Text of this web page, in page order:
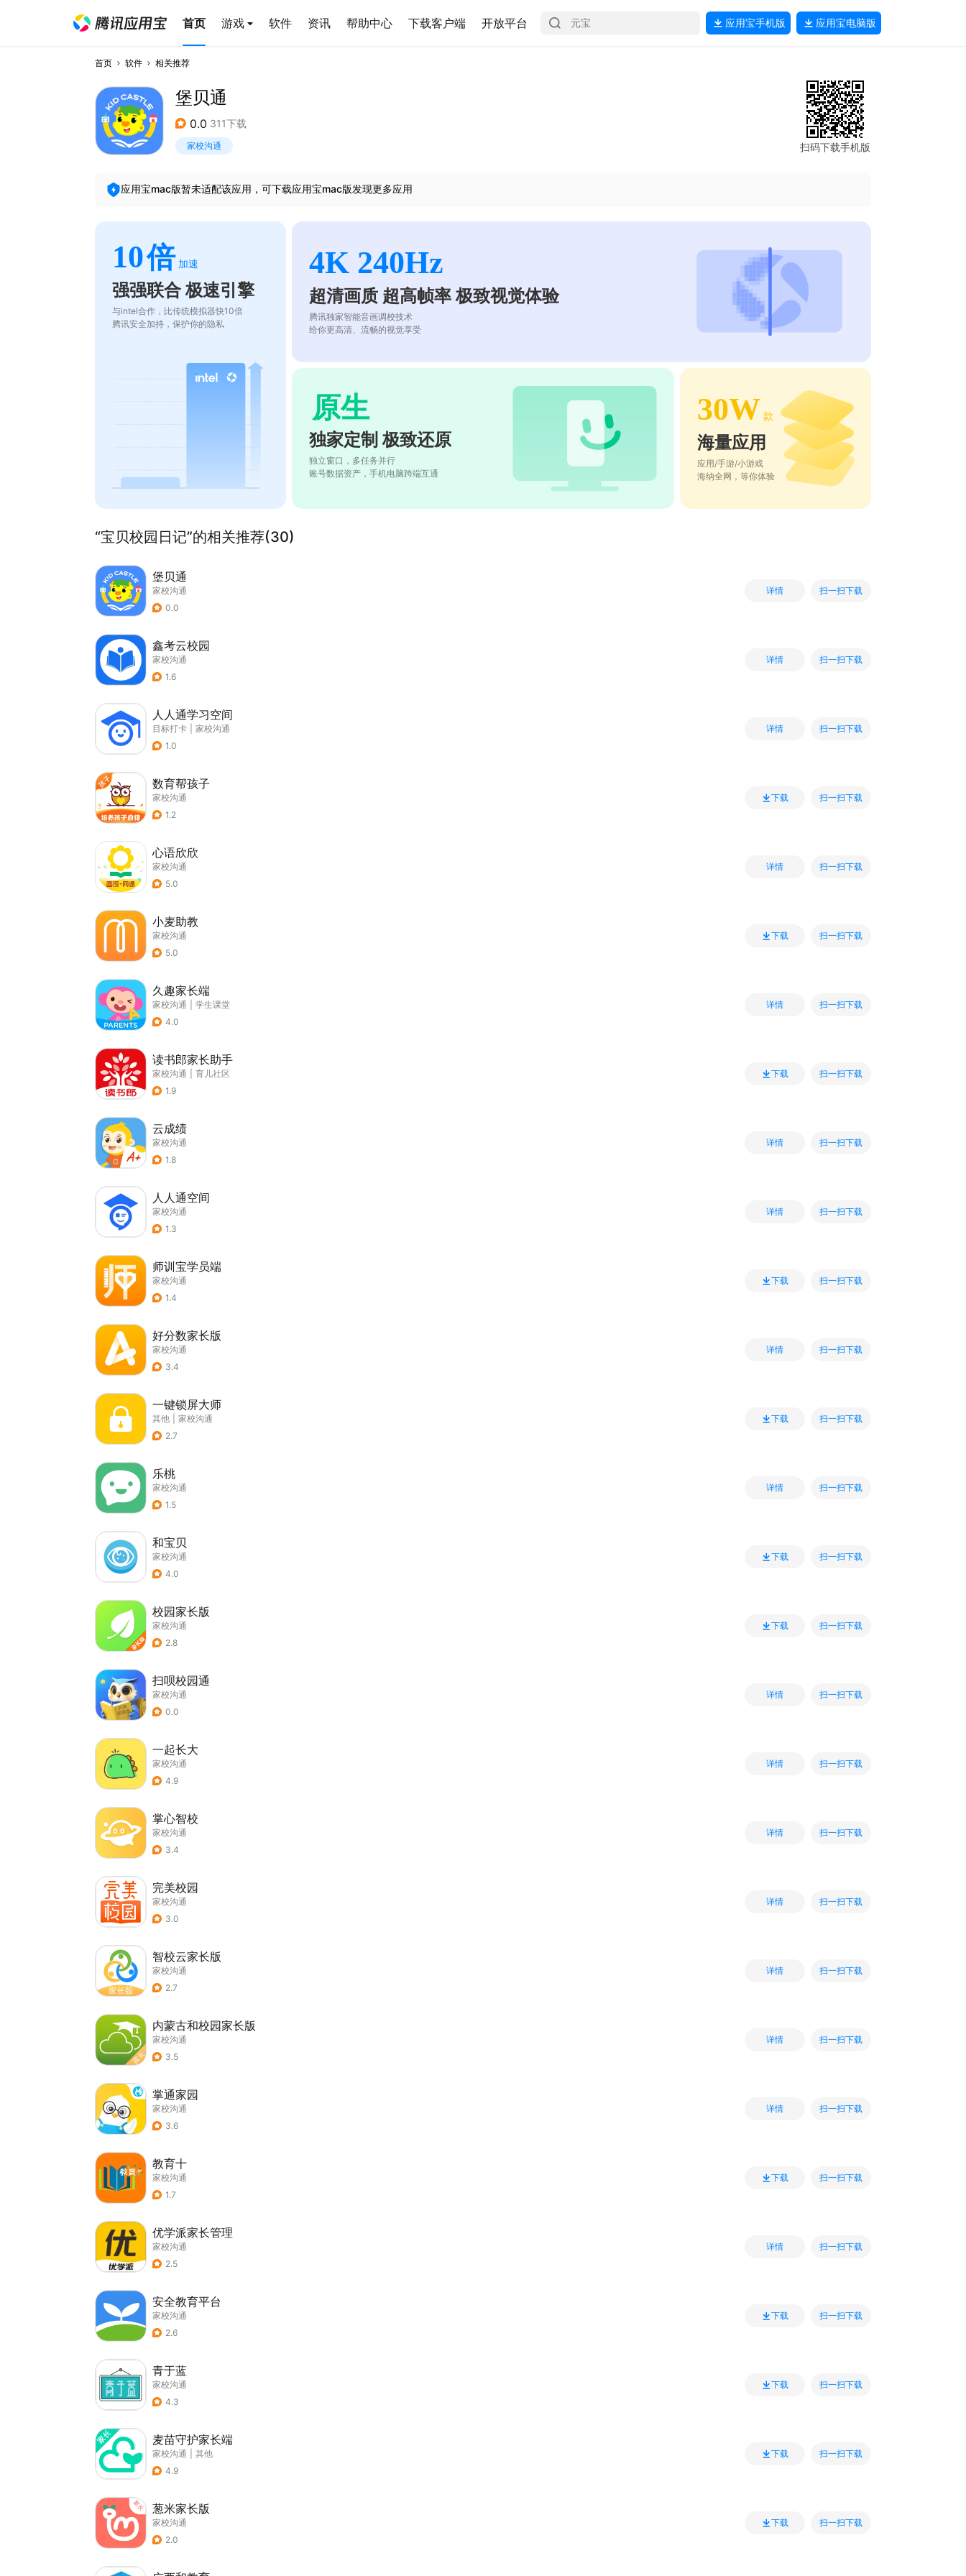
首页 游戏 软件 资讯 帮助中心 下载客户端 开放平台 应用宝手机版 应用宝电脑版
首页 软件 相关推荐
堡贝通
0.0 311下载
家校沟通 扫码下载手机版
应用宝mac版暂未适配该应用，可下载应用宝mac版发现更多应用
10倍 加速
强强联合 极速引擎
与intel合作，比传统模拟器快10倍
腾讯安全加持，保护你的隐私
4K 240Hz
超清画质 超高帧率 极致视觉体验
腾讯独家智能音画调校技术
给你更高清、流畅的视觉享受
原生
独家定制 极致还原
独立窗口，多任务并行
账号数据资产，手机电脑跨端互通
30W 款
海量应用
应用/手游/小游戏
海纳全网，等你体验
“宝贝校园日记”的相关推荐(30)
堡贝通
家校沟通
0.0
详情 扫一扫下载
鑫考云校园
家校沟通
1.6
详情 扫一扫下载
人人通学习空间
目标打卡
家校沟通
1.0
详情 扫一扫下载
数育帮孩子
家校沟通
1.2
下载 扫一扫下载
心语欣欣
家校沟通
5.0
详情 扫一扫下载
小麦助教
家校沟通
5.0
下载 扫一扫下载
久趣家长端
家校沟通
学生课堂
4.0
详情 扫一扫下载
读书郎家长助手
家校沟通
育儿社区
1.9
下载 扫一扫下载
云成绩
家校沟通
1.8
详情 扫一扫下载
人人通空间
家校沟通
1.3
详情 扫一扫下载
师训宝学员端
家校沟通
1.4
下载 扫一扫下载
好分数家长版
家校沟通
3.4
详情 扫一扫下载
一键锁屏大师
其他
家校沟通
2.7
下载 扫一扫下载
乐桃
家校沟通
1.5
详情 扫一扫下载
和宝贝
家校沟通
4.0
下载 扫一扫下载
校园家长版
家校沟通
2.8
下载 扫一扫下载
扫呗校园通
家校沟通
0.0
详情 扫一扫下载
一起长大
家校沟通
4.9
详情 扫一扫下载
掌心智校
家校沟通
3.4
详情 扫一扫下载
完美校园
家校沟通
3.0
详情 扫一扫下载
智校云家长版
家校沟通
2.7
详情 扫一扫下载
内蒙古和校园家长版
家校沟通
3.5
详情 扫一扫下载
掌通家园
家校沟通
3.6
详情 扫一扫下载
教育十
家校沟通
1.7
下载 扫一扫下载
优学派家长管理
家校沟通
2.5
详情 扫一扫下载
安全教育平台
家校沟通
2.6
下载 扫一扫下载
青于蓝
家校沟通
4.3
下载 扫一扫下载
麦苗守护家长端
家校沟通
其他
4.9
下载 扫一扫下载
葱米家长版
家校沟通
2.0
下载 扫一扫下载